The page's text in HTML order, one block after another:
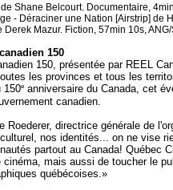
Shane Belcourt. Documentaire,
- Déraciner une Nation [Airstrip] de
Derek Mazur. Fiction, 57min 10s, ANG/
150
150, présentée par REEL
les provinces et tous les
150e anniversaire du Canada, cet
canadien.
Roederer, directrice générale de
nos identités... on ne vise
partout au Canada! Québec
cinéma, mais aussi de toucher le
québécoises.»